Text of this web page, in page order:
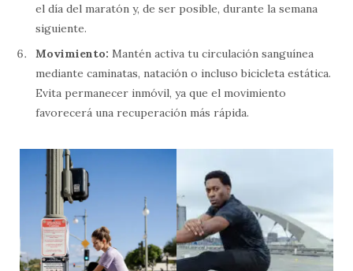
el día del maratón y, de ser posible, durante la semana
siguiente.
Movimiento: Mantén activa tu circulación sanguínea
mediante caminatas, natación o incluso bicicleta estática.
Evita permanecer inmóvil, ya que el movimiento
favorecerá una recuperación más rápida.